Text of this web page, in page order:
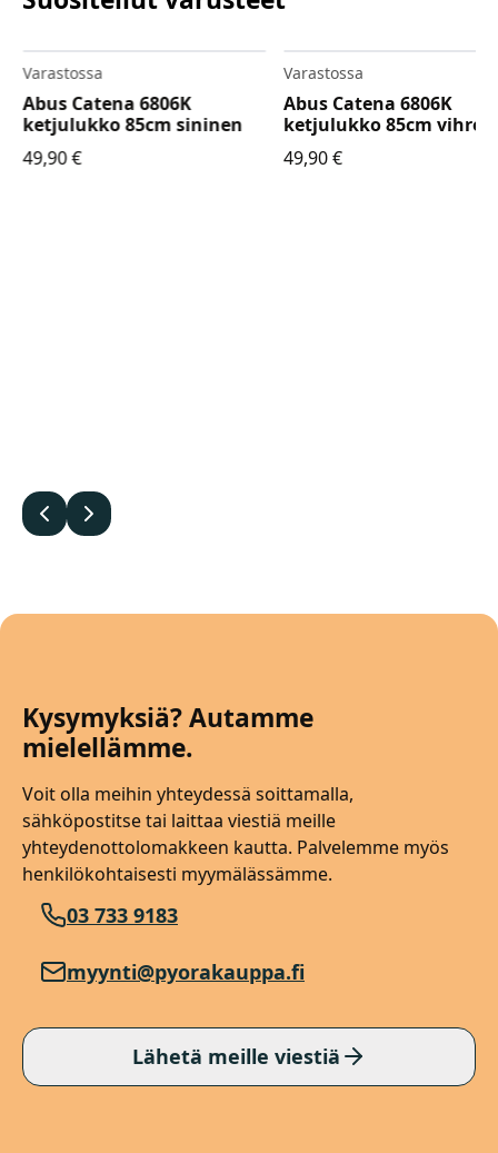
Varastossa
Abus Catena 6806K
ketjulukko 85cm sininen
49,90€
Varastossa
Abus Catena 6806K
ketjulukko 85cm vihreä
49,90€
EdellinenSeuraava
Kysymyksiä? Autamme
mielellämme.
Voit olla meihin yhteydessä soittamalla,
sähköpostitse tai laittaa viestiä meille
yhteydenottolomakkeen kautta. Palvelemme myös
henkilökohtaisesti myymälässämme.
03 733 9183
myynti@pyorakauppa.fi
Lähetä meille viestiä